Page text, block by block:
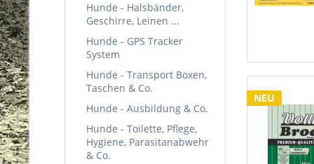
Hunde - Halsbänder,
Geschirre, Leinen ...
Hunde - GPS Tracker
System
Hunde - Transport Boxen,
Taschen & Co.
Hunde - Ausbildung & Co.
Hunde - Toilette, Pflege,
Hygiene, Parasitanabwehr
& Co.
NEU